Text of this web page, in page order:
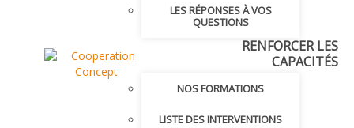
LES RÉPONSES À VOS
QUESTIONS
RENFORCER LES
CAPACITÉS
NOS FORMATIONS
LISTE DES INTERVENTIONS